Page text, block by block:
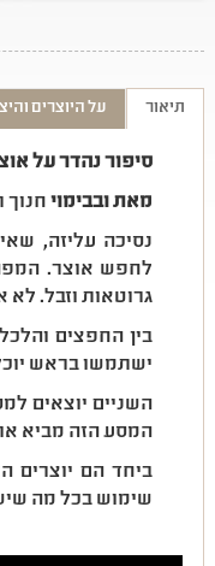
תיאור על היוצרים
סיפור נהדר על
מאת ובבימויחנוך
נסיכה עליזה,
לחפש אוצר.
גרוטאות וזבל. לא
בין החפצים
ישתמשו בראש
השניים יוצאים
המסע הזה מביא
ביחד הם יוצרים
שימוש בכל מה